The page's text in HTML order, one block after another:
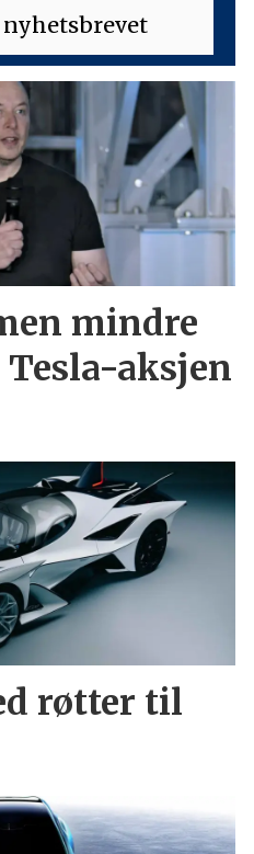
mindre
aksjen
røtter til